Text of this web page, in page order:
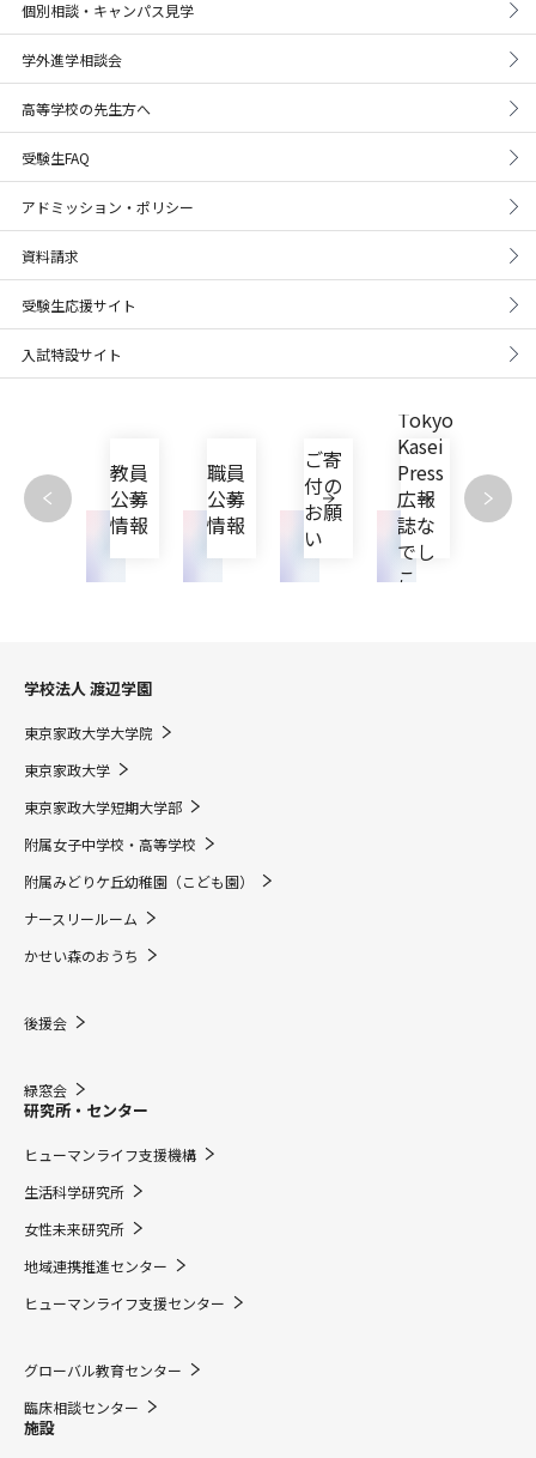
個別相談・キャンパス見学
学外進学相談会
高等学校の先生方へ
受験生FAQ
アドミッション・ポリシー
資料請求
受験生応援サイト
入試特設サイト
点検
評価
教員
公募
情報
職員
公募
情報
ご寄
付の
お願
い
Tokyo
Kasei
Press
広報
誌な
でし
こ
大学
機関
リポ
学校法人 渡辺学園
東京家政大学大学院
東京家政大学
東京家政大学短期大学部
附属女子中学校・高等学校
附属みどりケ丘幼稚園（こども園）
ナースリールーム
かせい森のおうち
後援会
緑窓会
研究所・センター
ヒューマンライフ支援機構
生活科学研究所
女性未来研究所
地域連携推進センター
ヒューマンライフ支援センター
グローバル教育センター
臨床相談センター
施設